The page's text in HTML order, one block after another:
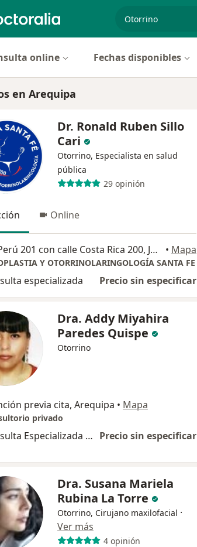
online Fechas disponibles
en Arequipa
Dr. Ronald Ruben Sillo
Cari
Otorrino, Especialista en salud
pública
29 opinión
Online
Av. Perú 201 con calle Costa Rica 200, José Luis Bustamante y Rivero, Perú, Arequipa • Mapa
Y OTORRINOLARINGOLOGÍA SANTA FE
especializada Precio sin especificar
Dra. Addy Miyahira
Paredes Quispe
Otorrino
previa cita, Arequipa • Mapa
privado
Consulta Especializada Otorrinolaringológica Precio sin especificar
Dra. Susana Mariela
Rubina La Torre
Otorrino, Cirujano maxilofacial ·
Ver más
4 opinión